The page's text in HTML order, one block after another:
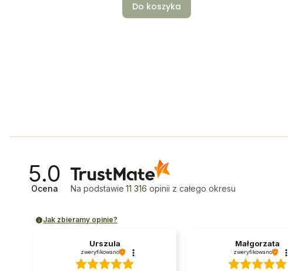
Do koszyka
5.0
Ocena Na podstawie 11 316 opinii z całego okresu
Jak zbieramy opinie?
Urszula
zweryfikowano
Małgorzata
zweryfikowano